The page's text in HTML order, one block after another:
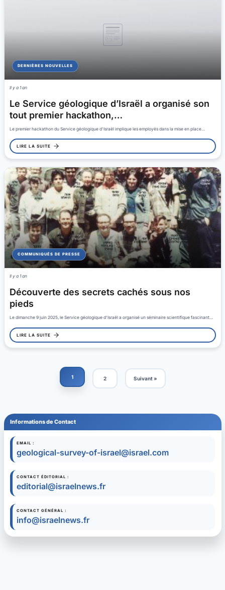
DERNIÈRES NOUVELLES
Il y a 1 an
Le Service géologique d’Israël a organisé son
tout premier hackathon,…
Le premier hackathon du Service géologique d'Israël implique les employés dans la mise en place…
LIRE LA SUITE
COMMUNIQUÉS DE PRESSE
Il y a 1 an
Découverte des secrets cachés sous nos
pieds
Le dimanche 9 juin 2025, le Service géologique d'Israël a organisé un séminaire scientifique fascinant…
LIRE LA SUITE
1 2 Suivant »
Informations de Contact
EMAIL :
geological-survey-of-israel@israel.com
CONTACT ÉDITORIAL :
editorial@israelnews.fr
CONTACT GÉNÉRAL :
info@israelnews.fr